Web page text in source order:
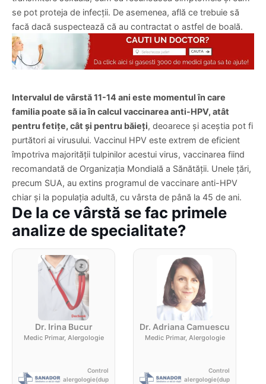
transmitere sexuală, cum să recunoască simptomele și cum
se pot proteja de infecții. De asemenea, află ce trebuie să
facă dacă suspectează că au contractat o astfel de boală.
Intervalul de vârstă 11-14 ani este momentul în care
familia poate să ia în calcul vaccinarea anti-HPV, atât
pentru fetițe, cât și pentru băieți
, deoarece și aceștia pot fi
purtători ai virusului. Vaccinul HPV este extrem de eficient
împotriva majorității tulpinilor acestui virus, vaccinarea fiind
recomandată de Organizația Mondială a Sănătății. Unele țări,
precum SUA, au extins programul de vaccinare anti-HPV
chiar și la populația adultă, cu vârsta de până la 45 de ani.
De la ce vârstă se fac primele
analize de specialitate?
Dr. Irina Bucur
Control
Dr. Adriana Camuescu
Control